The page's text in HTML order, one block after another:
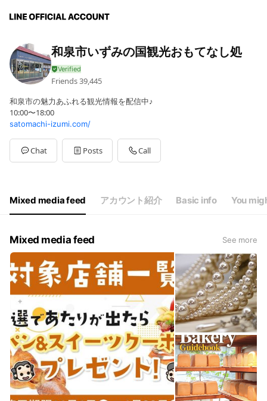
和泉市いずみの国観光おもてなし処
Friends39,445
和泉市の魅力あふれる観光情報を配信中♪
10:00〜18:00
satomachi-izumi.com/
Chat Posts Call
Mixed media feed アカウント紹介 Basic info You
Mixed media feed See more